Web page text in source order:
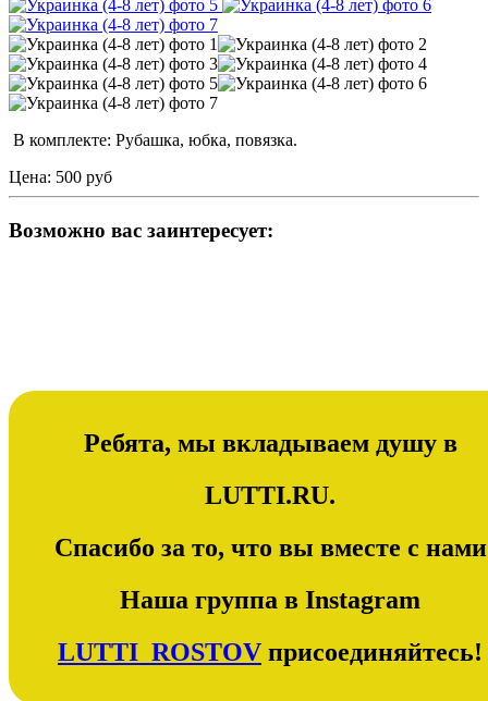
В комплекте: Рубашка, юбка, повязка.
Цена: 500 руб
Возможно вас заинтересует:
Ребята, мы вкладываем душу в
LUTTI.RU.
Спасибо за то, что вы вместе с нами
Наша группа в Instagram
LUTTI_ROSTOV присоединяйтесь!